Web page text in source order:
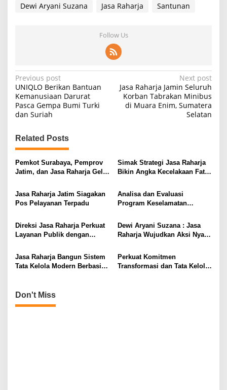
Dewi Aryani Suzana Jasa Raharja Santunan
Follow Us
P
o
s
n
a
v
g
a
t
i
o
n
Previous post
UNIQLO Berikan Bantuan
Kemanusiaan Darurat
Pasca Gempa Bumi Turki
dan Suriah
Next post
Jasa Raharja Jamin Seluruh
Korban Tabrakan Minibus
di Muara Enim, Sumatera
Selatan
Related Posts
Pemkot Surabaya, Pemprov
Jatim, dan Jasa Raharja Gelar
Kendaraan
Simak Strategi Jasa Raharja
Bikin Angka Kecelakaan Fatal
Jasa Raharja Jatim Siagakan
Pos Pelayanan Terpadu
Analisa dan Evaluasi
Program Keselamatan
Direksi Jasa Raharja Perkuat
Layanan Publik dengan
Pembayaran Keuangan
Dewi Aryani Suzana : Jasa
Raharja Wujudkan Aksi Nyata
Keselamatan di NTB melalui
Program BETA
Jasa Raharja Bangun Sistem
Tata Kelola Modern Berbasis
Perkuat Komitmen
Transformasi dan Tata Kelola
Don't Miss